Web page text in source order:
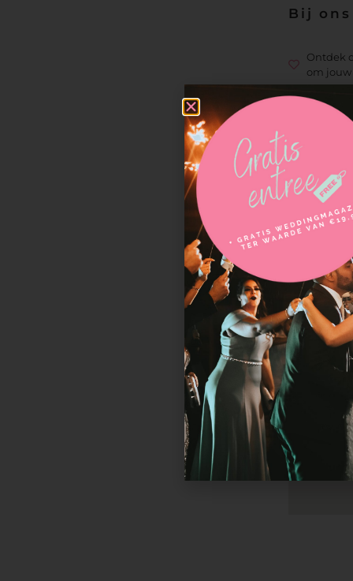
Bij
Ontdek
om
Vidi-
Vanuit mijn
jullie video